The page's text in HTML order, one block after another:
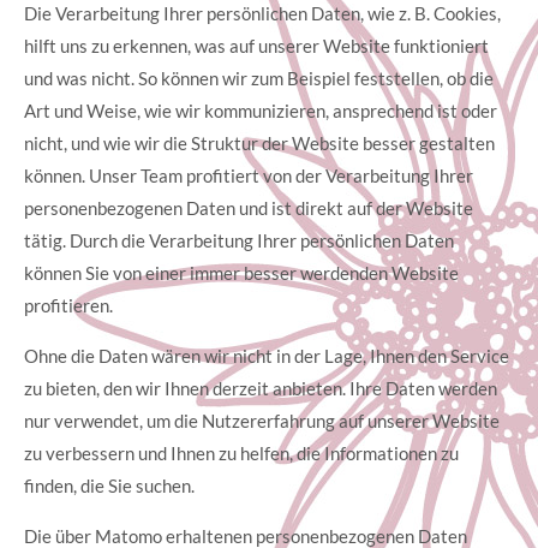
Die Verarbeitung Ihrer persönlichen Daten, wie z. B. Cookies,
hilft uns zu erkennen, was auf unserer Website funktioniert
und was nicht. So können wir zum Beispiel feststellen, ob die
Art und Weise, wie wir kommunizieren, ansprechend ist oder
nicht, und wie wir die Struktur der Website besser gestalten
können. Unser Team profitiert von der Verarbeitung Ihrer
personenbezogenen Daten und ist direkt auf der Website
tätig. Durch die Verarbeitung Ihrer persönlichen Daten
können Sie von einer immer besser werdenden Website
profitieren.
Ohne die Daten wären wir nicht in der Lage, Ihnen den Service
zu bieten, den wir Ihnen derzeit anbieten. Ihre Daten werden
nur verwendet, um die Nutzererfahrung auf unserer Website
zu verbessern und Ihnen zu helfen, die Informationen zu
finden, die Sie suchen.
Die über Matomo erhaltenen personenbezogenen Daten